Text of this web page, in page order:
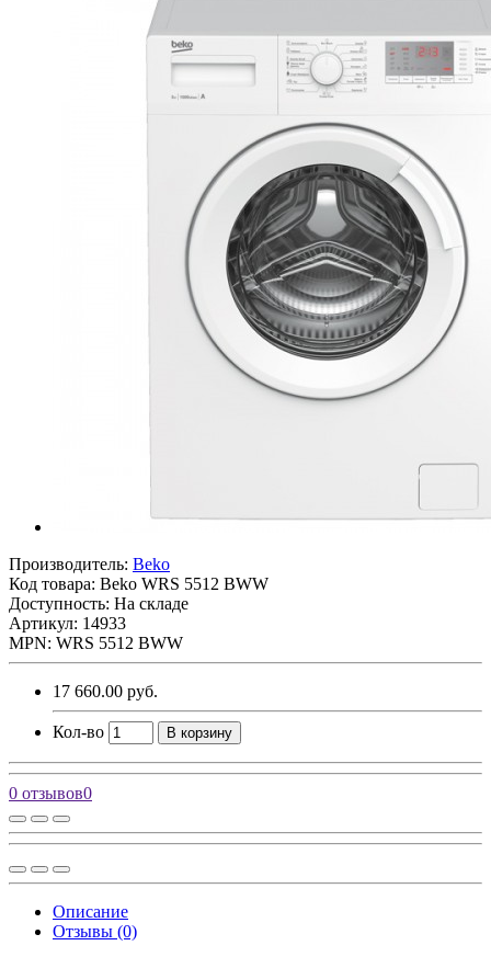
Производитель: Beko
Код товара: Beko WRS 5512 BWW
Доступность: На складе
Артикул: 14933
MPN: WRS 5512 BWW
17 660.00 руб.
Кол-во В корзину
0 отзывов0
Описание
Отзывы (0)